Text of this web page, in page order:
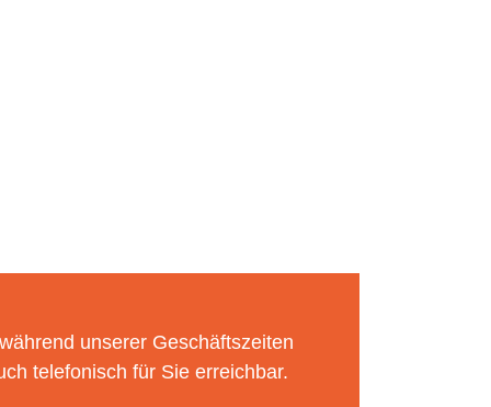
unserer Geschäftszeiten
telefonisch für Sie erreichbar.